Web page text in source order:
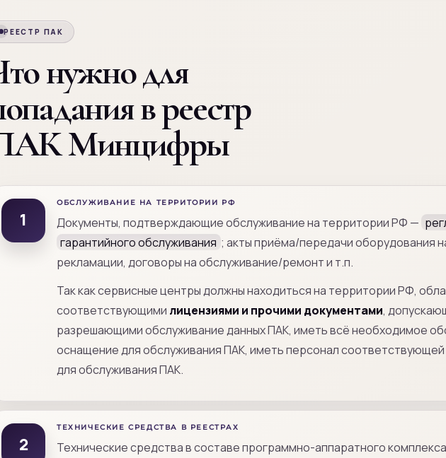
РЕЕСТР ПАК
нужно для
в реестр
Минцифры
1
ОБСЛУЖИВАНИЕ НА ТЕРРИТОРИИ РФ
Документы, подтверждающие обслуживание на территории РФ —
гарантийного обслуживания ; акты приёма/передачи оборудования
рекламации, договоры на обслуживание/ремонт и т.п.
Так как сервисные центры должны находиться на территории РФ,
соответствующими лицензиями и прочими документами,
разрешающими обслуживание данных ПАК, иметь всё необходимое
оснащение для обслуживания ПАК, иметь персонал
для обслуживания ПАК.
2
ТЕХНИЧЕСКИЕ СРЕДСТВА В РЕЕСТРАХ
Технические средства в составе программно-аппаратного